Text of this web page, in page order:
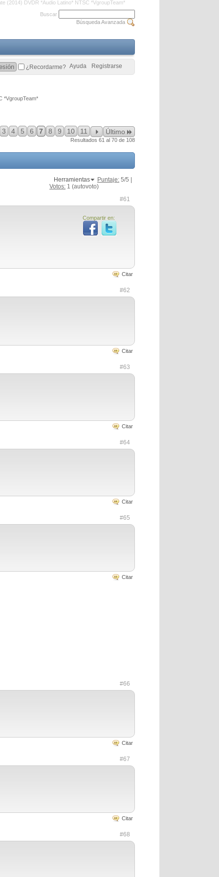
(2014) DVDR *Audio Latino* NTSC *VgroupTeam*
*VgroupTeam*
3 4 5 6 7 8 9 10 11 Último
Resultados 61 al 70 de 108
Herramientas Puntaje: 5/5 |
Votos: 1 (autovoto)
#61
Compartir en:
Citar
#62
Citar
#63
Citar
#64
Citar
#65
Citar
#66
Citar
#67
Citar
#68
Buscar
Búsqueda Avanzada
Registrarse
Ayuda
¿Recordarme?